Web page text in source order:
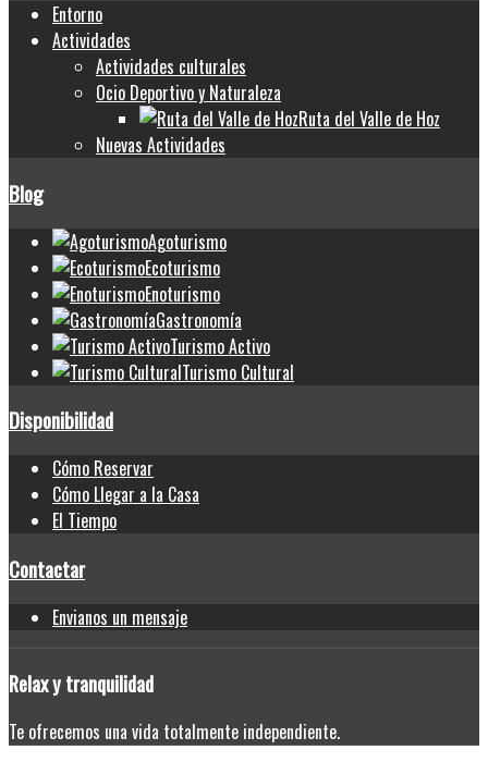
Entorno
Actividades
Actividades culturales
Ocio Deportivo y Naturaleza
Ruta del Valle de Hoz
Nuevas Actividades
Blog
Agoturismo
Ecoturismo
Enoturismo
Gastronomía
Turismo Activo
Turismo Cultural
Disponibilidad
Cómo Reservar
Cómo Llegar a la Casa
El Tiempo
Contactar
Envianos un mensaje
Relaxy tranquilidad
Te ofrecemos una vida totalmente independiente.